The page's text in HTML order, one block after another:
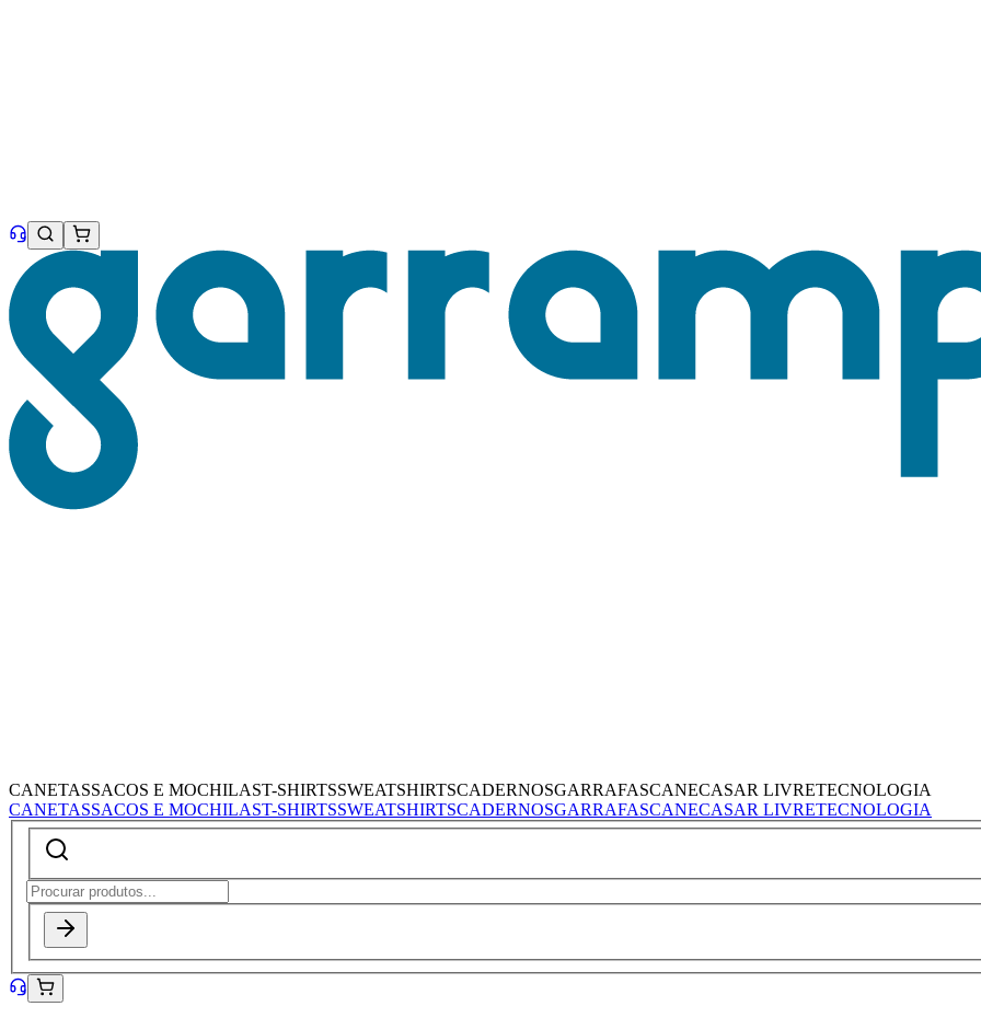
CANETASSACOS E MOCHILAST-SHIRTSSWEATSHIRTSCADERNOSGARRAFASCANECASAR LIVRETECNOLOGIA
CANETASSACOS E MOCHILAST-SHIRTSSWEATSHIRTSCADERNOSGARRAFASCANECASAR LIVRETECNOLOGIA